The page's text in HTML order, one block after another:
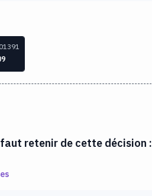
faut retenir de cette décision :